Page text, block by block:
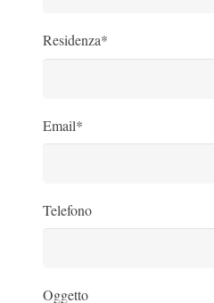
Residenza*
Email*
Telefono
Oggetto